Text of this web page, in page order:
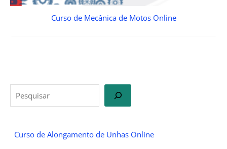
Curso de Mecânica de Motos Online
Curso de Alongamento de Unhas Online